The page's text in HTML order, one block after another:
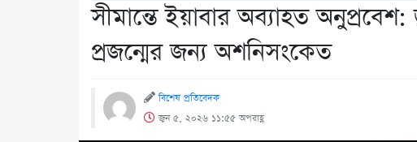
সীমান্তে ইয়াবার অব্যাহত অনুপ্রবেশ:
প্রজন্মের জন্য অশনিসংকেত
বিশেষ প্রতিবেদক
জুন ৫, ২০২৬ ১১:৫৫ অপরাহ্ণ